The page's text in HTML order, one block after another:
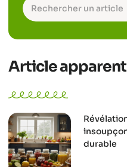
Article
durable